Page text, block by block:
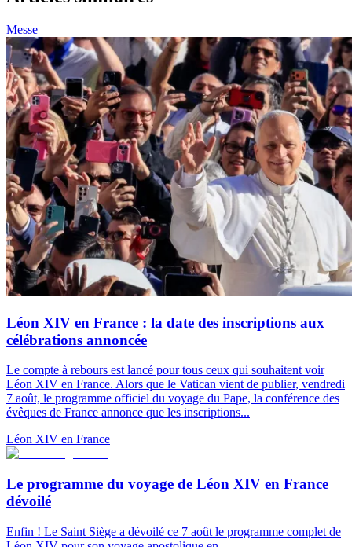
Messe
Léon XIV en France : la date des inscriptions aux
célébrations annoncée
Le compte à rebours est lancé pour tous ceux qui souhaitent voir
Léon XIV en France. Alors que le Vatican vient de publier, vendredi
7 août, le programme officiel du voyage du Pape, la conférence des
évêques de France annonce que les inscriptions...
Léon XIV en France
Le programme du voyage de Léon XIV en France
dévoilé
Enfin ! Le Saint Siège a dévoilé ce 7 août le programme complet de